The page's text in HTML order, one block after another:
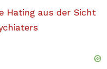
Hating aus der Sicht